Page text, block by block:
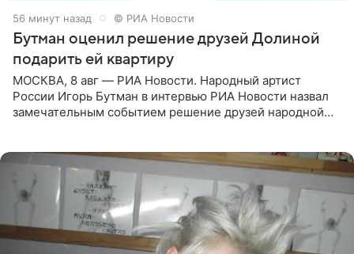
57 минут назад © РИА Новости
Бутман оценил решение друзей Долиной
подарить ей квартиру
МОСКВА, 8 авг — РИА Новости. Народный артист
России Игорь Бутман в интервью РИА Новости назвал
замечательным событием решение друзей народной